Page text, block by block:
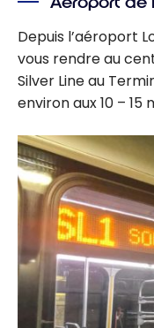
voyage
r sur les
billets
d’avion
avec les
points
Depuis l’aéroport
vous rendre au
Silver Line au
environ aux 10 – 15